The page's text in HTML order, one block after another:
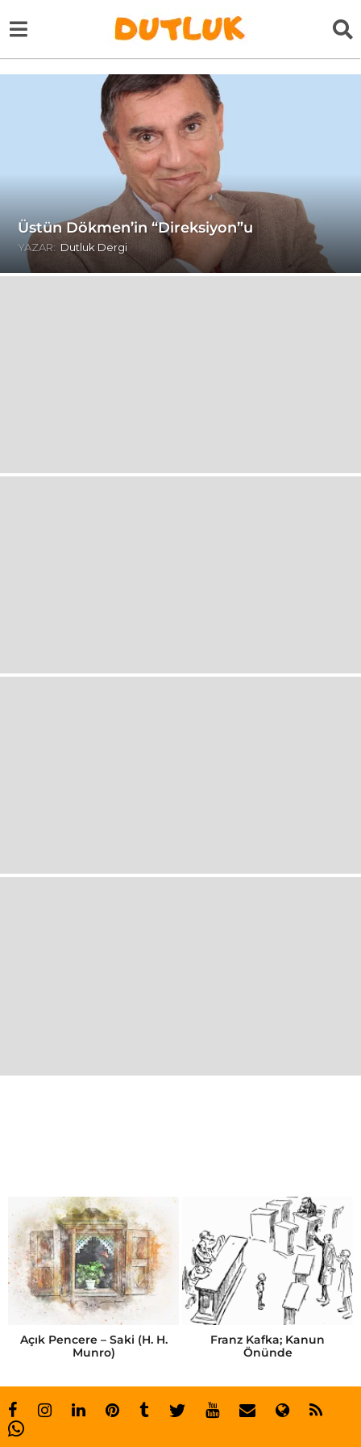
Üstün Dökmen’in “Direksiyon”u
YAZAR: Dutluk Dergi
n
d
ö
k
m
eAçık Pencere – Saki (H. H.
Munro)
Franz Kafka; Kanun
Önünde